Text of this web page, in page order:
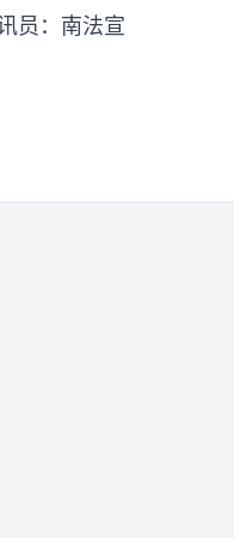
员：南法宣